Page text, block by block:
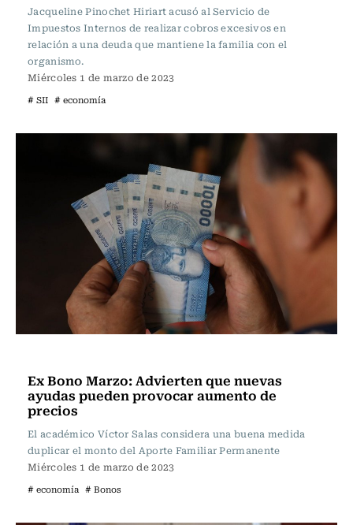
Jacqueline Pinochet Hiriart acusó al Servicio de
Impuestos Internos de realizar cobros excesivos en
relación a una deuda que mantiene la familia con el
organismo.
Miércoles 1 de marzo de 2023
# SII # economía
Ex Bono Marzo: Advierten que nuevas
ayudas pueden provocar aumento de
precios
El académico Víctor Salas considera una buena medida
duplicar el monto del Aporte Familiar Permanente
Miércoles 1 de marzo de 2023
# economía # Bonos